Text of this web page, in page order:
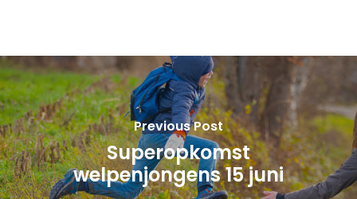
Previous Post
Superopkomst
welpenjongens 15 juni